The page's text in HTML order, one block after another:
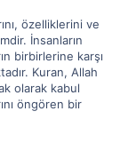
özelliklerini ve
İnsanların
birbirlerine karşı
Kuran, Allah
olarak kabul
öngören bir